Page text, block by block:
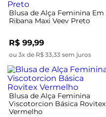
Blusa de Alça Feminina Em
Ribana Maxi Veev Preto
R$ 99,99
ou 3x de R$ 33,33 sem juros
Blusa de Alça Feminina
Viscotorcion Básica Rovitex
Vermelho